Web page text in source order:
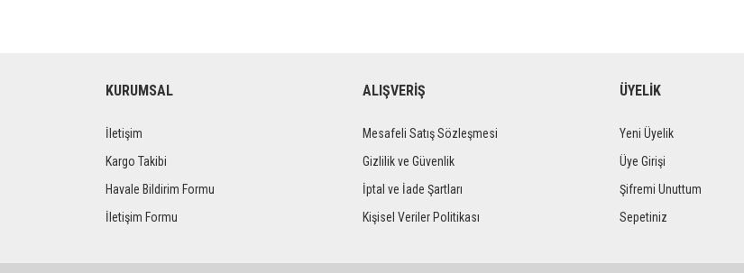
KURUMSAL
İletişim
Kargo Takibi
Havale Bildirim Formu
İletişim Formu
ALIŞVERİŞ
Mesafeli Satış Sözleşmesi
Gizlilik ve Güvenlik
İptal ve İade Şartları
Kişisel Veriler Politikası
ÜYELİK
Yeni Üyelik
Üye Girişi
Şifremi Unuttum
Sepetiniz